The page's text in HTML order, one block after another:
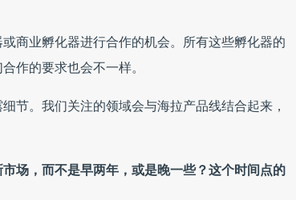
商业孵化器进行合作的机会。所有这些孵化器的
作的要求也会不一样。
节。我们关注的领域会与海拉产品线结合起来，
场，而不是早两年，或是晚一些？这个时间点的